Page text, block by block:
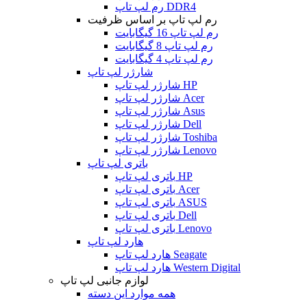
رم لپ تاپ DDR4
رم لپ تاپ بر اساس ظرفیت
رم لپ تاپ 16 گیگابایت
رم لپ تاپ 8 گیگابایت
رم لپ تاپ 4 گیگابایت
شارژر لپ تاپ
شارژر لپ تاپ HP
شارژر لپ تاپ Acer
شارژر لپ تاپ Asus
شارژر لپ تاپ Dell
شارژر لپ تاپ Toshiba
شارژر لپ تاپ Lenovo
باتری لپ تاپ
باتری لپ تاپ HP
باتری لپ تاپ Acer
باتری لپ تاپ ASUS
باتری لپ تاپ Dell
باتری لپ تاپ Lenovo
هارد لپ تاپ
هارد لپ تاپ Seagate
هارد لپ تاپ Western Digital
لوازم جانبی لپ تاپ
همه موارد این دسته